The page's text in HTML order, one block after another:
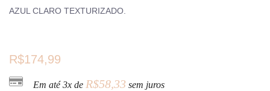
AZUL CLARO TEXTURIZADO.
R$174,99
Em até 3x de R$58,33 sem juros